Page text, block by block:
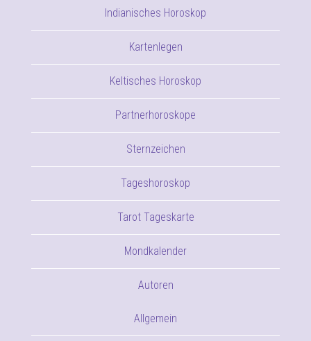
Indianisches Horoskop
Kartenlegen
Keltisches Horoskop
Partnerhoroskope
Sternzeichen
Tageshoroskop
Tarot Tageskarte
Mondkalender
Autoren
Allgemein